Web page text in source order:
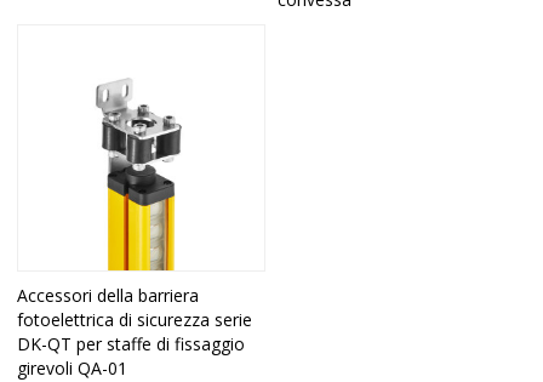
Accessori della barriera
fotoelettrica di sicurezza serie
DK-QT per staffe di fissaggio
girevoli QA-01